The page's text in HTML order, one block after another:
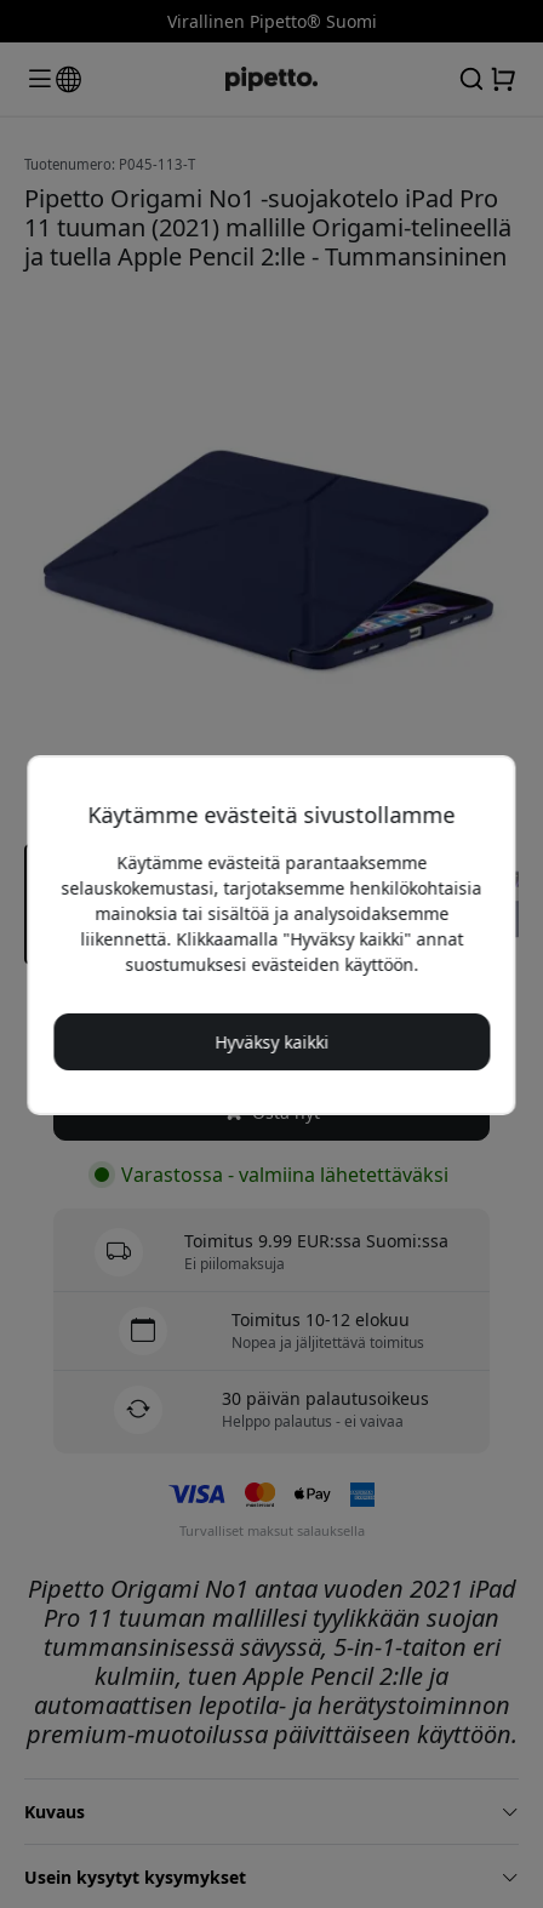
Virallinen Pipetto® Suomi
Tuotenumero: P045-113-T
Pipetto Origami No1 -suojakotelo iPad Pro
11 tuuman (2021) mallille Origami-telineellä
ja tuella Apple Pencil 2:lle - Tummansininen
Suositeltava hinta
54.99 EUR
Osta nyt
Varastossa - valmiina lähetettäväksi
Toimitus 9.99 EUR:ssa Suomi:ssa
Ei piilomaksuja
Toimitus 10-12 elokuu
Nopea ja jäljitettävä toimitus
30 päivän palautusoikeus
Helppo palautus - ei vaivaa
Turvalliset maksut salauksella
Pipetto Origami No1 antaa vuoden 2021 iPad
Pro 11 tuuman mallillesi tyylikkään suojan
tummansinisessä sävyssä, 5-in-1-taiton eri
kulmiin, tuen Apple Pencil 2:lle ja
automaattisen lepotila- ja herätystoiminnon
premium-muotoilussa päivittäiseen käyttöön.
Kuvaus
Usein kysytyt kysymykset
Käytämme evästeitä sivustollamme
Käytämme evästeitä parantaaksemme
selauskokemustasi, tarjotaksemme henkilökohtaisia
mainoksia tai sisältöä ja analysoidaksemme
liikennettä. Klikkaamalla "Hyväksy kaikki" annat
suostumuksesi evästeiden käyttöön.
Hyväksy kaikki